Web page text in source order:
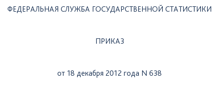
ФЕДЕРАЛЬНАЯ СЛУЖБА ГОСУДАРСТВЕННОЙ СТАТИСТИКИ
ПРИКАЗ
от 18 декабря 2012 года N 638